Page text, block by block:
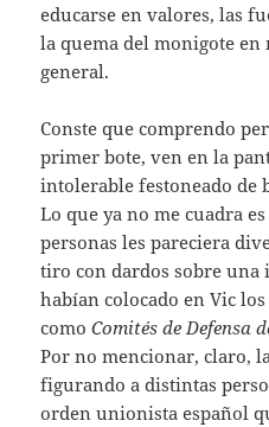
educarse en valores, las
la quema del monigote en
general.
Conste que comprendo
primer bote, ven en la
intolerable festoneado de
Lo que ya no me cuadra
personas les pareciera
tiro con dardos sobre una
habían colocado en Vic
comoComités de Defensa
Por no mencionar, claro,
figurando a distintas
orden unionista español